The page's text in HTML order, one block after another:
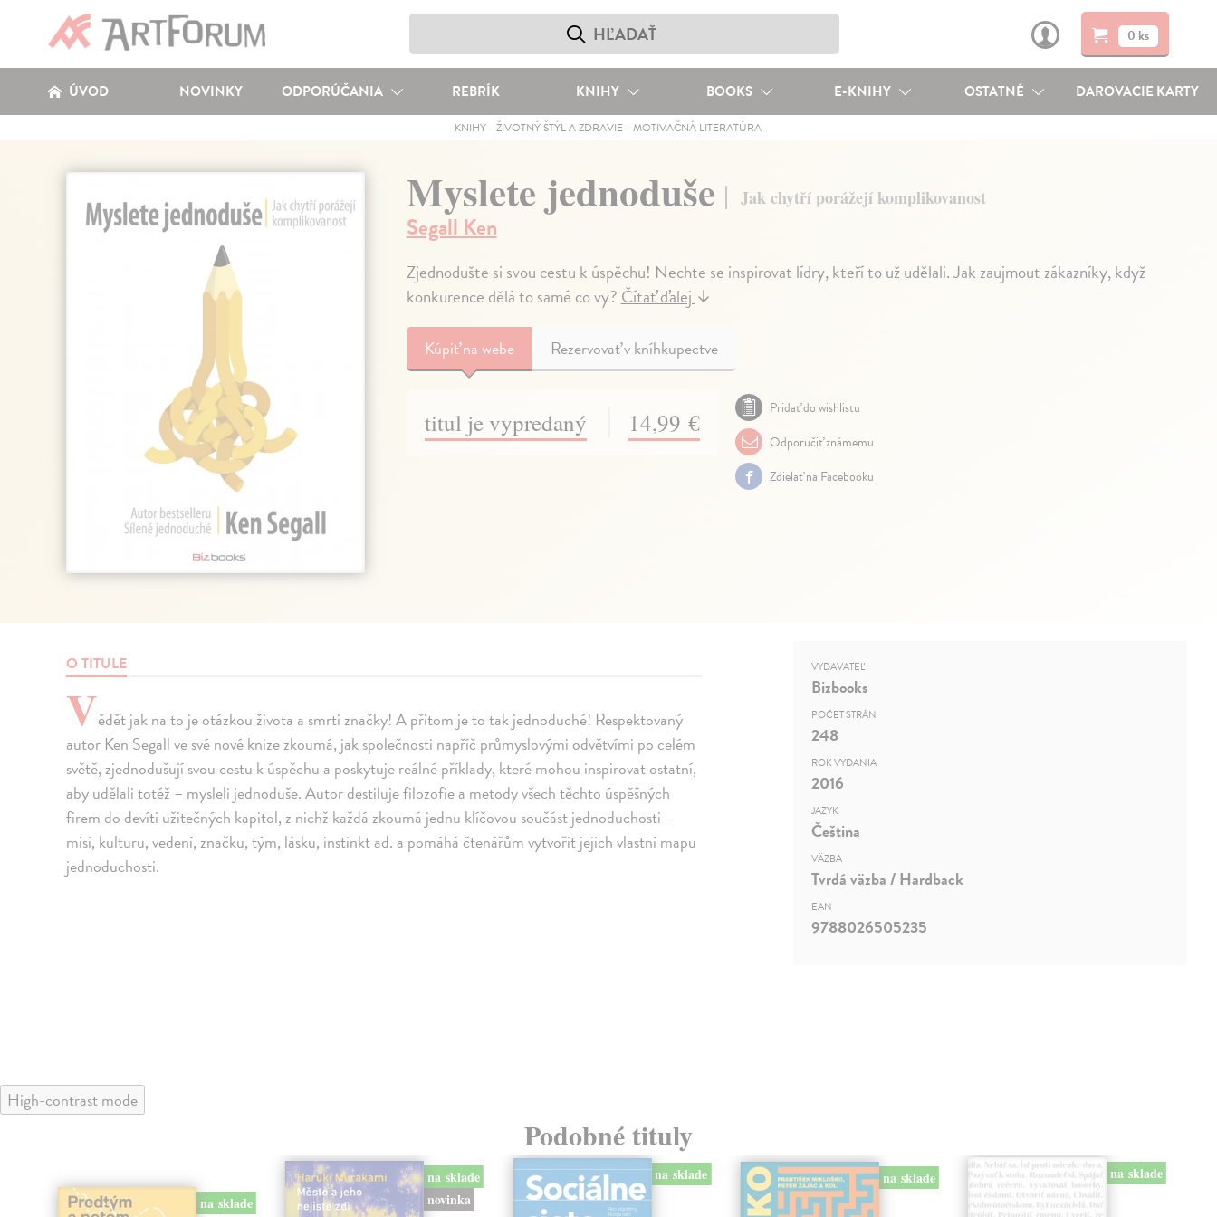
0 ks
ÚVOD NOVINKY ODPORÚČANIA REBRÍK KNIHY BOOKS E-KNIHY OSTATNÉ DAROVACIE KARTY
KNIHY -ŽIVOTNÝ ŠTÝL A ZDRAVIE -MOTIVAČNÁ LITERATÚRA
Myslete jednoduše Jak chytří porážejí komplikovanost
Segall Ken
Zjednodušte si svou cestu k úspěchu! Nechte se inspirovat lídry, kteří to už udělali. Jak zaujmout zákazníky, když
konkurence dělá to samé co vy?Čítať ďalej↓
Kúpiťna webe Rezervovať v kníhkupectve
titul je vypredaný 14,99 €
Pridať do wishlistu
Odporučiť známemu
Zdielať na Facebooku
O TITULE
Vědět jak na to je otázkou života a smrti značky! A přitom je to tak jednoduché! Respektovaný
autor Ken Segall ve své nové knize zkoumá, jak společnosti napříč průmyslovými odvětvími po celém
světě, zjednodušují svou cestu k úspěchu a poskytuje reálné příklady, které mohou inspirovat ostatní,
aby udělali totéž – mysleli jednoduše. Autor destiluje filozofie a metody všech těchto úspěšných
firem do devíti užitečných kapitol, z nichž každá zkoumá jednu klíčovou součást jednoduchosti -
misi, kulturu, vedení, značku, tým, lásku, instinkt ad. a pomáhá čtenářům vytvořit jejich vlastní mapu
jednoduchosti.
VYDAVATEĽ
Bizbooks
POČET STRÁN
248
ROK VYDANIA
2016
JAZYK
Čeština
VÄZBA
Tvrdá väzba / Hardback
EAN
9788026505235
High-contrast mode
Podobné tituly
na sklade
na sklade
novinka
na sklade na sklade na sklade